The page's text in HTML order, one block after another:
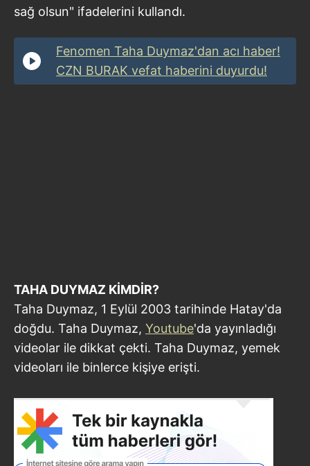
sağ olsun" ifadelerini kullandı.
Fenomen Taha Duymaz'dan acı haber!
CZN BURAK vefat haberini duyurdu!
TAHA DUYMAZ KİMDİR?
Taha Duymaz, 1 Eylül 2003 tarihinde Hatay'da
doğdu. Taha Duymaz, Youtube'da yayınladığı
videolar ile dikkat çekti. Taha Duymaz, yemek
videoları ile binlerce kişiye erişti.